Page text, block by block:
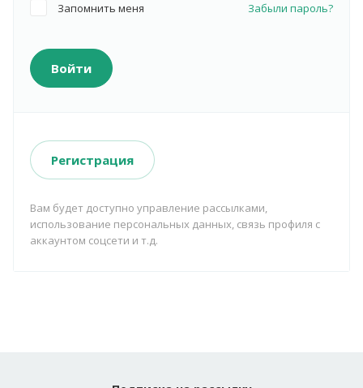
Забыли пароль?
Запомнить меня
Войти
Регистрация
Вам будет доступно управление рассылками,
использование персональных данных, связь профиля с
аккаунтом соцсети и т.д.